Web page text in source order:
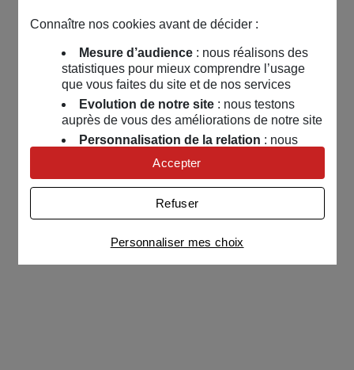
Connaître nos cookies avant de décider :
Mesure d’audience: nous réalisons des
statistiques pour mieux comprendre l’usage
que vous faites du site et de nos services
Evolution de notre site: nous testons
auprès de vous des améliorations de notre site
Personnalisation de la relation : nous
nous servons de cookies pour adapter nos
contenus et personnaliser nos offres
Univers publicitaire: nous utilisons avec
nos partenaires des cookies pour afficher des
publicités personnalisées
Connaître notre politique cookies et la liste de nos
partenaires
Personnaliser mes choix
Refuser
Accepter